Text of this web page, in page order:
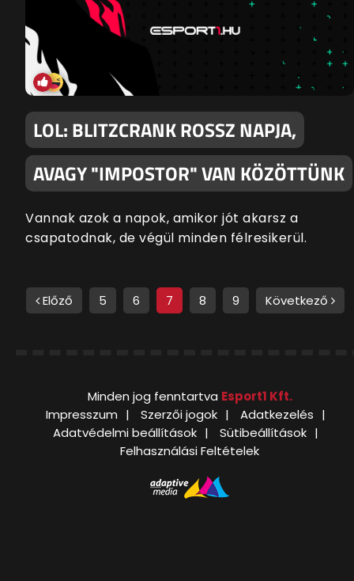
LOL: BLITZCRANK ROSSZ NAPJA,
AVAGY "IMPOSTOR" VAN KÖZÖTTÜNK
Vannak azok a napok, amikor jót akarsz a
csapatodnak, de végül minden félresikerül.
Előző 5 6 7 8 9 Következő
Minden jog fenntartva Esport1 Kft.
Impresszum
Szerzői jogok
Adatkezelés
Adatvédelmi beállítások
Sütibeállítások
Felhasználási Feltételek